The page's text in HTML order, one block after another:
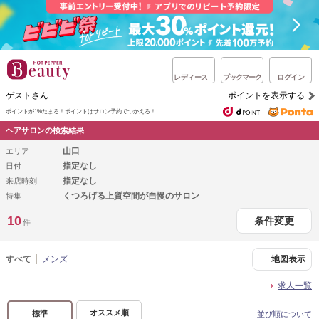
レディース ブックマーク ログイン
ゲストさん ポイントを表示する
ポイントが1%たまる！ ポイントはサロン予約でつかえる！
ヘアサロンの検索結果
エリア 山口
日付 指定なし
来店時刻 指定なし
特集 くつろげる上質空間が自慢のサロン
10件 条件変更
すべて メンズ 地図表示
求人一覧
標準 オススメ順 並び順について